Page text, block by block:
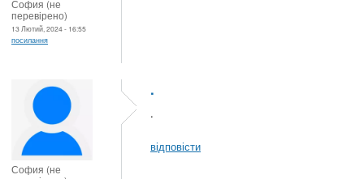
София (не
перевірено)
13 Лютий, 2024 - 16:55
посилання
София (не
.
.
відповісти